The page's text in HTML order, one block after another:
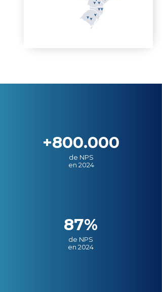
+800.000
de NPS
en 2024
87%
de NPS
en 2024